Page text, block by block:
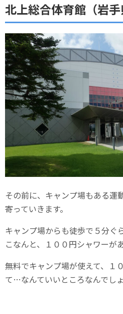
北上総合体育館（岩手
その前に、キャンプ場もある運
寄っていきます。
キャンプ場からも徒歩で５分ぐ
こなんと、１００円シャワーが
無料でキャンプ場が使えて、１
て…なんていいところなんでし